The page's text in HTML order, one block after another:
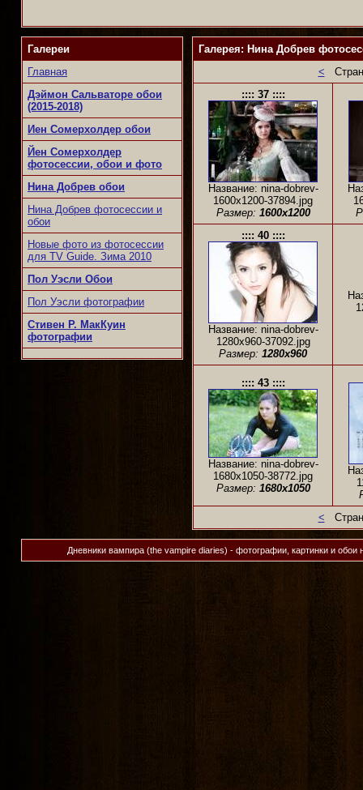
Галереи
Главная
Дэймон Сальваторе обои
(2015-2018)
Иен Сомерхолдер обои
Йен Сомерхолдер
фотосессии, обои и фото
Нина Добрев обои
Нина Добрев фотосессии и
обои
Новые фото из фотосессии
для TV Guide. Зима 2010
Пол Уэсли Обои
Пол Уэсли фотографии
Стивен Р. МакКуин
фотографии
Галерея: Нина Добрев
<
:::: 37 ::::
Название: nina-dobrev-
1600x1200-37894.jpg
Размер: 1600x1200
:::: 40 ::::
Название: nina-dobrev-
1280x960-37092.jpg
Размер: 1280x960
:::: 43 ::::
Название: nina-dobrev-
1680x1050-38772.jpg
Размер: 1680x1050
<
Дневники вампира (the vampire diaries) - фотографии, картинки и обои